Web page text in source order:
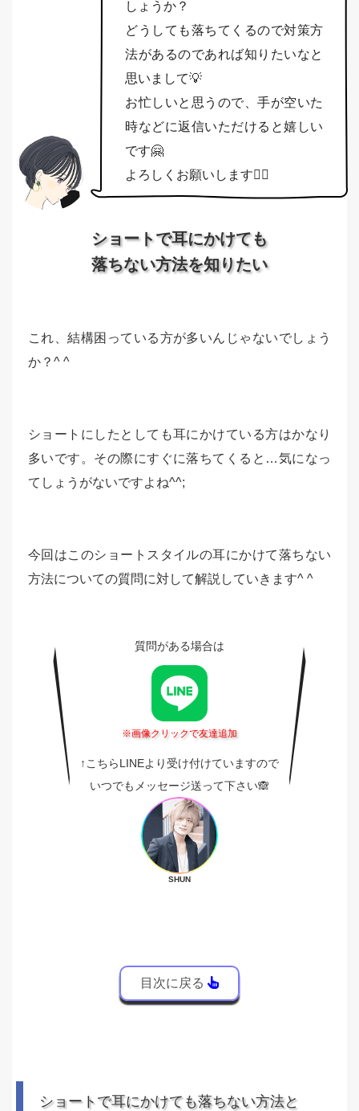
しょうか？
どうしても落ちてくるので対策方
法があるのであれば知りたいなと
思いまして💡
お忙しいと思うので、手が空いた
時などに返信いただけると嬉しい
です🤗
よろしくお願いします🙇‍♀️
ショートで耳にかけても
落ちない方法を知りたい
これ、結構困っている方が多いんじゃないでしょう
か？^ ^
ショートにしたとしても耳にかけている方はかなり
多いです。その際にすぐに落ちてくると…気になっ
てしょうがないですよね^^;
今回はこのショートスタイルの耳にかけて落ちない
方法についての質問に対して解説していきます^ ^
質問がある場合は
※画像クリックで友達追加
↑こちらLINEより受け付けていますので
いつでもメッセージ送って下さい🙈
SHUN
目次に戻る
ショートで耳にかけても落ちない方法と